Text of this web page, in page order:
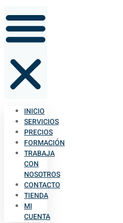
INICIO
SERVICIOS
PRECIOS
FORMACIÓN
TRABAJA
CON
NOSOTROS
CONTACTO
TIENDA
MI
CUENTA